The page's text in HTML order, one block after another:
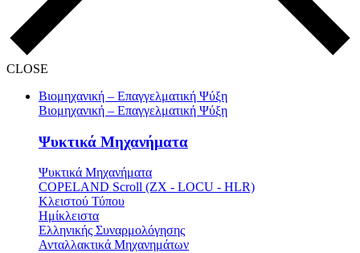
CLOSE
Βιομηχανική – Επαγγελματική Ψύξη
Βιομηχανική – Επαγγελματική Ψύξη
Ψυκτικά Μηχανήματα
Ψυκτικά Μηχανήματα
COPELAND Scroll (ZX - LOCU - HLR)
Κλειστού Τύπου
Ημίκλειστα
Ελληνικής Συναρμολόγησης
Ανταλλακτικά Μηχανημάτων